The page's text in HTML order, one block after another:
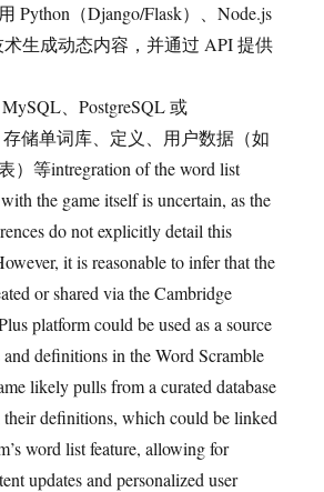
Python（Django/Flask）、Node.js
术生成动态内容，并通过 API 提供
、PostgreSQL 或
储单词库、定义、用户数据（如
）等intregration of the word list
the game itself is uncertain, as the
do not explicitly detail this
it is reasonable to infer that the
or shared via the Cambridge
platform could be used as a source
definitions in the Word Scramble
likely pulls from a curated database
their definitions, which could be linked
word list feature, allowing for
updates and personalized user